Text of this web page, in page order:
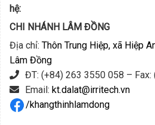
hệ:
CHI NHÁNH LÂM ĐỒNG
Địa chỉ: Thôn Trung Hiệp, xã Hiệp
Lâm Đồng
ĐT: (+84) 263 3550 058 –
Email: kt.dalat@irritech.vn
/khangthinhlamdong